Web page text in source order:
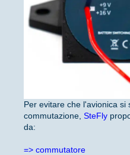
Per evitare che l'avionica
commutazione, SteFly
da:
=> commutatore